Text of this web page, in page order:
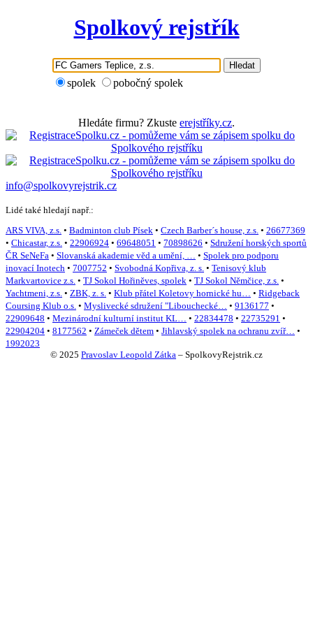
Spolkový rejstřík
Hledat
spolek pobočný spolek
Hledáte firmu? Zkuste erejstříky.cz.
info@spolkovyrejstrik.cz
Lidé také hledají např.:
ARS VIVA, z.s. • Badminton club Písek • Czech Barber´s house, z.s. • 26677369
• Chicastar, z.s. • 22906924 • 69648051 • 70898626 • Sdružení horských sportů
ČR SeNeFa • Slovanská akademie věd a umění, … • Spolek pro podporu
inovací Inotech • 7007752 • Svobodná Kopřiva, z. s. • Tenisový klub
Markvartovice z.s. • TJ Sokol Hořiněves, spolek • TJ Sokol Němčice, z.s. •
Yachtmeni, z.s. • ZBK, z. s. • Klub přátel Koletovy hornické hu… • Ridgeback
Coursing Klub o.s. • Myslivecké sdružení "Libouchecké… • 9136177 •
22909648 • Mezinárodní kulturní institut KL… • 22834478 • 22735291 •
22904204 • 8177562 • Zámeček dětem • Jihlavský spolek na ochranu zvíř… •
1992023
© 2025 Pravoslav Leopold Zátka – SpolkovyRejstrik.cz